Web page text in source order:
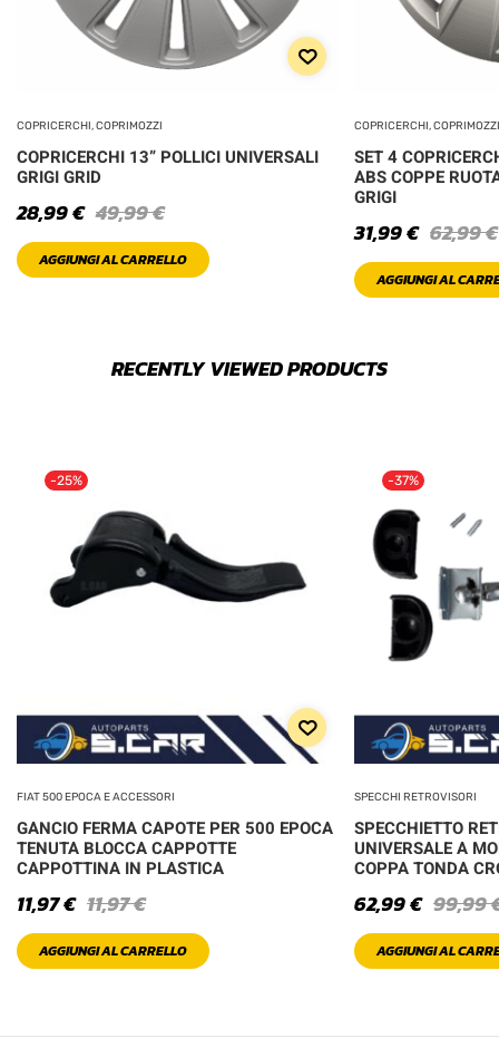
COPRICERCHI, COPRIMOZZI
COPRICERCHI 13” POLLICI UNIVERSALI
GRIGI GRID
49,99€
28,99€
AGGIUNGI AL CARRELLO
COPRICERCHI, COPRIMOZZI
SET 4
ABS COPPE
GRIGI
62,99€
31,99€
AGGIUNGI AL
RECENTLY VIEWED PRODUCTS
-25%
FIAT 500 EPOCA E ACCESSORI
GANCIO FERMA CAPOTE PER 500 EPOCA
TENUTA BLOCCA CAPPOTTE
CAPPOTTINA IN PLASTICA
11,97€
11,97€
AGGIUNGI AL CARRELLO
-37%
SPECCHI RETROVISORI
SPECCHIETTO
UNIVERSALE A
COPPA TONDA
99,99
62,99€
AGGIUNGI AL